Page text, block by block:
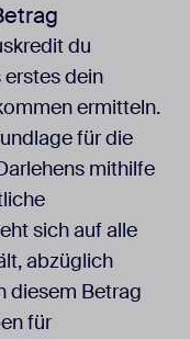
du
dein
ermitteln.
für die
mithilfe
sich auf alle
abzüglich
diesem Betrag
für